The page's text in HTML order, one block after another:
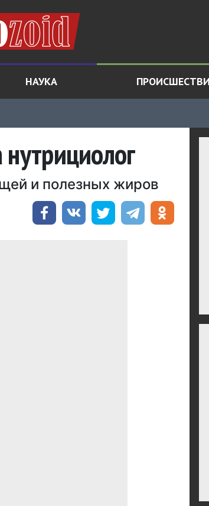
НАУКА
и полезных жиров